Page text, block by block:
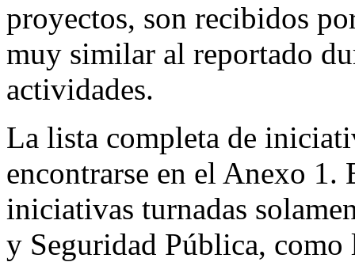
proyectos, son recibidos
muy similar al reportado
actividades.
La lista completa de
encontrarse en el Anexo 1.
iniciativas turnadas
y Seguridad Pública, como